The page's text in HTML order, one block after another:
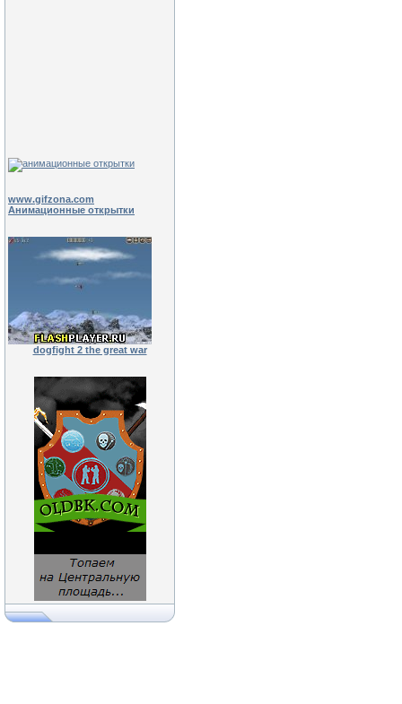
www.gifzona.com
Анимационные открытки
dogfight 2 the great war